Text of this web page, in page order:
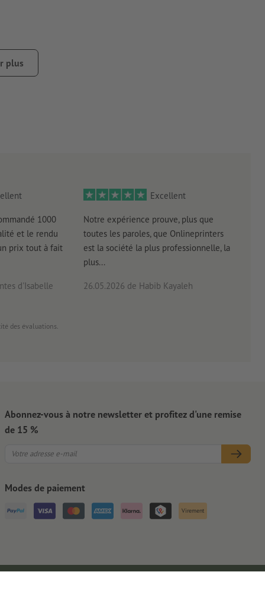
de le retirer
de poussière, de graisse ou d’autres contaminants. Ceux-
plus
1000
et le rendu
prix tout à fait
d'Isabelle
Excellent
Notre expérience prouve, plus que
toutes les paroles, que Onlineprinters
est la société la plus professionnelle, la
plus...
26.05.2026 de Habib Kayaleh
des évaluations.
Abonnez-vous à notre newsletter et profitez d'une remise
de 15 %
Modes de paiement
Virement